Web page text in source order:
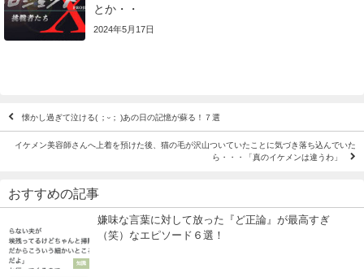
とか・・
2024年5月17日
懐かし過ぎて泣ける( ；ᵕ； )あの日の記憶が蘇る！７選
イケメン美容師さんへ上着を預けた後、猫の毛が沢山ついていたことに気づき落ち込んでいた
ら・・・「真のイケメンは違うわ」
おすすめの記事
知識
嫌味な言葉に対して放った『ど正論』が最高すぎ
（笑）なエピソード６選！